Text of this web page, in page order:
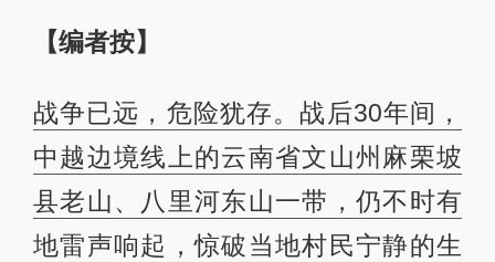
【编者按】
战争已远，危险犹存。战后30年间，
中越边境线上的云南省文山州麻栗坡
县老山、八里河东山一带，仍不时有
地雷声响起，惊破当地村民宁静的生